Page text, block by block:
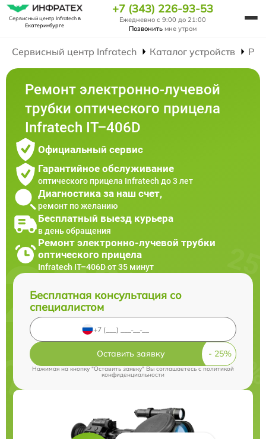
Сервисный центр Infratechв
Екатеринбурге
+7 (343) 226-93-53
Ежедневно с 9:00 до 21:00
Позвонить мне утром
Сервисный центр Infratech Каталог устройств
Ремонт электронно-лучевой
трубки оптического прицела
Infratech IT–406D
Официальный сервис
Гарантийное обслуживание
оптического прицела Infratech до 3 лет
Диагностика за наш счет,
ремонт по желанию
Бесплатный выезд курьера
в день обращения
Ремонт электронно-лучевой трубки
оптического прицела
Infratech IT–406D от 35 минут
Бесплатная консультация со
специалистом
Оставить заявку
Нажимая на кнопку "Оставить заявку" Вы соглашаетесь cполитикой
конфиденциальности